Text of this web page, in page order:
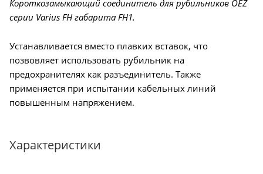
Короткозамыкающий соединитель для рубильников OEZ
серии Varius FH габарита FH1.
Устанавливается вместо плавких вставок, что
позвовляет использовать рубильник на
предохранителях как разъединитель. Также
применяется при испытании кабельных линий
повышенным напряжением.
Характеристики